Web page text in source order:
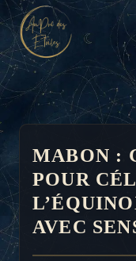
Aller
au
contenu
MABON :
POUR
AVEC